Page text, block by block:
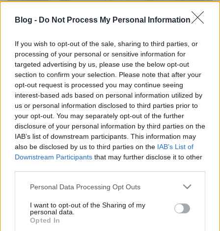
Blog - Do Not Process My Personal Information
If you wish to opt-out of the sale, sharing to third parties, or
processing of your personal or sensitive information for
targeted advertising by us, please use the below opt-out
section to confirm your selection. Please note that after your
opt-out request is processed you may continue seeing
interest-based ads based on personal information utilized by
us or personal information disclosed to third parties prior to
your opt-out. You may separately opt-out of the further
disclosure of your personal information by third parties on the
IAB’s list of downstream participants. This information may
also be disclosed by us to third parties on the IAB’s List of
Downstream Participants that may further disclose it to other
Please note that this website/app uses one or more Google
not limited to your visit or usage behaviour. You may click to
grant or deny consent to Google and its third-party tags to
use your data for below specified purposes in below Google
Personal Data Processing Opt Outs
I want to opt-out of the Sharing of my
personal data.
Opted In
Blu Berlinben alkotott
Zoltan Baranyai• 2008. december 02.
Már egyszer mutattunk egy videót Blu-tól, aki most
Berlinben alkotott nem is kicsit. Biztos sok időbe telt
bemázolni ezt a nagy falat, ami nem a kínai.
Anti-graffiti reklám
roshi•2008. november 29.
A Szeretem Budapestet mozgalom is
megirigyelhetné a graffiti elleni kampányolásnak
eme ékes alkotását. Kellően attraktív, hogy
észrevegye az ember, van vizuális humor,
egyszerűség, ....... (kitöltendő reklámos süketeléssel).
De kétlem, hogy sokakat meghatna a nyugdíjas
néniken…